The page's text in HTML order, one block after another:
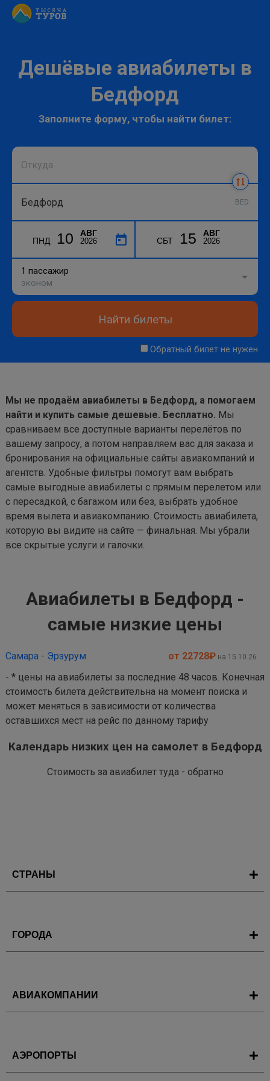
Дешёвые авиабилеты в
Бедфорд
Заполните форму, чтобы найти билет:
BED
ПНД 10 АВГ
2026 СБТ 15 АВГ
2026
1 пассажир
эконом
Найти билеты
Обратный билет не нужен
Мы не продаём авиабилеты в Бедфорд, а помогаем
найти и купить самые дешевые. Бесплатно. Мы
сравниваем все доступные варианты перелётов по
вашему запросу, а потом направляем вас для заказа и
бронирования на официальные сайты авиакомпаний и
агентств. Удобные фильтры помогут вам выбрать
самые выгодные авиабилеты с прямым перелетом или
с пересадкой, с багажом или без, выбрать удобное
время вылета и авиакомпанию. Стоимость авиабилета,
которую вы видите на сайте — финальная. Мы убрали
все скрытые услуги и галочки.
Авиабилеты в Бедфорд -
самые низкие цены
Самара - Эрзурум от 22728₽ на 15.10.26
- * цены на авиабилеты за последние 48 часов. Конечная
стоимость билета действительна на момент поиска и
может меняться в зависимости от количества
оставшихся мест на рейс по данному тарифу
Календарь низких цен на самолет в Бедфорд
Стоимость за авиабилет туда - обратно
СТРАНЫ
ГОРОДА
АВИАКОМПАНИИ
АЭРОПОРТЫ